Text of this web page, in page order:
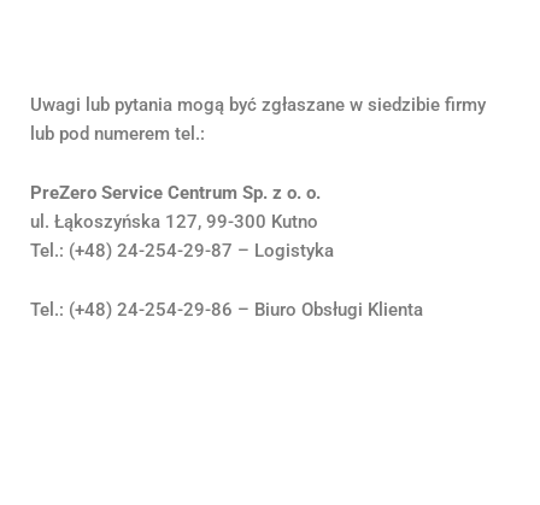
Uwagi lub pytania mogą być zgłaszane w siedzibie firmy
lub pod numerem tel.:
PreZero Service Centrum Sp. z o. o.
ul. Łąkoszyńska 127, 99-300 Kutno
Tel.: (+48) 24-254-29-87 – Logistyka
Tel.: (+48) 24-254-29-86 – Biuro Obsługi Klienta